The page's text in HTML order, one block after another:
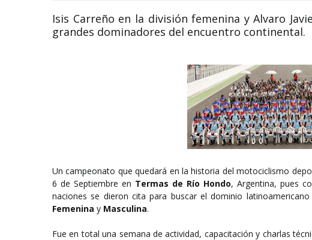
Isis Carreño en la división femenina y Alvaro
grandes dominadores del encuentro continental.
Un campeonato que quedará en la historia del motociclismo
6 de Septiembre en Termas de Río Hondo, Argentina, pues
naciones se dieron cita para buscar el dominio
Femenina y Masculina.
Fue en total una semana de actividad, capacitación y charlas